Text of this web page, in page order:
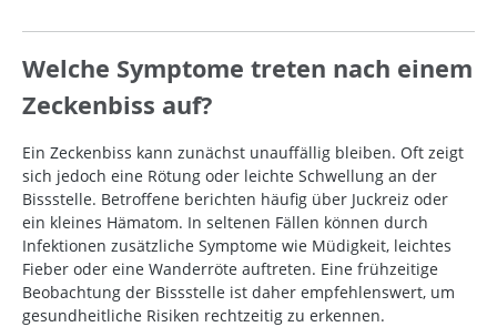
Welche Symptome treten nach einem
Zeckenbiss auf?
Ein Zeckenbiss kann zunächst unauffällig bleiben. Oft zeigt
sich jedoch eine Rötung oder leichte Schwellung an der
Bissstelle. Betroffene berichten häufig über Juckreiz oder
ein kleines Hämatom. In seltenen Fällen können durch
Infektionen zusätzliche Symptome wie Müdigkeit, leichtes
Fieber oder eine Wanderröte auftreten. Eine frühzeitige
Beobachtung der Bissstelle ist daher empfehlenswert, um
gesundheitliche Risiken rechtzeitig zu erkennen.